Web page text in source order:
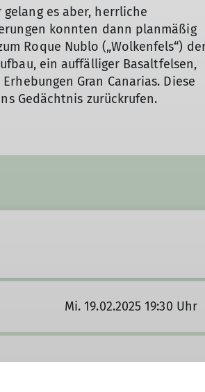
es aber, herrliche
konnten dann planmäßig
Roque Nublo („Wolkenfels“)
ein auffälliger Basaltfelsen,
Gran Canarias. Diese
Gedächtnis zurückrufen.
Mi. 19.02.2025 19:30 Uhr